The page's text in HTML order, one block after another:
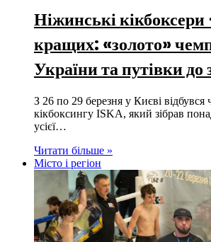
Ніжинські
кращих: «золото»
України та путівки до
З 26 по 29 березня у Києві відбувся
кікбоксингу ISKA, який зібрав
усієї…
Читати більше »
Місто і регіон